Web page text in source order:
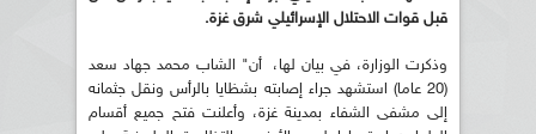
قبل قوات الاحتلال الإسرائيلي شرق غزة.
وذكرت الوزارة، في بيان لها، أن" الشاب محمد جهاد سعد
(20 عاما) استشهد جراء إصابته بشظايا بالرأس ونقل جثمانه
إلى مشفى الشفاء بمدينة غزة، وأعلنت فتح جميع أقسام